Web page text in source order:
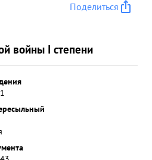
Поделиться
войны I степени